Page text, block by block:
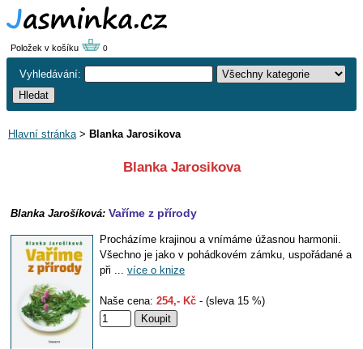
Položek v košíku 0
Vyhledávání:
Hlavní stránka> Blanka Jarosikova
Blanka Jarosikova
Blanka Jarošíková: Vaříme z přírody
Procházíme krajinou a vnímáme úžasnou harmonii.
Všechno je jako v pohádkovém zámku, uspořádané a
při ... více o knize
Naše cena: 254,- Kč - (sleva 15 %)